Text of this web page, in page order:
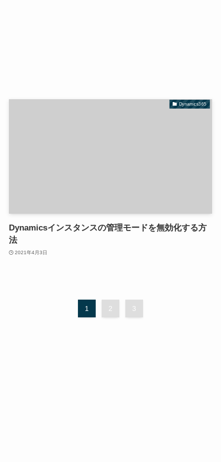
Dynamics365
Dynamicsインスタンスの管理モードを無効化する方
法
2021年4月3日
1 2 3